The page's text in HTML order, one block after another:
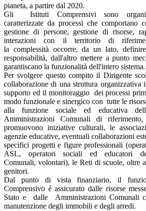
pianeta, a partire dal 2020.
Gli Istituti Comprensivi sono
caratterizzate da processi che
gestione di persone, gestione di risorse,
interazioni con il territorio di
la complessità occorre, da un lato,
responsabilità, dall'altro mettere a punto
garantiscano la funzionalità dell'intero sistema.
Per svolgere questo compito il Dirigente
collaborazione di una struttura organizzativa
supporto ed il monitoraggio dei processi
modo funzionale e sinergico con tutte le
alla funzione sociale ed educativa
Amministrazioni Comunali di
promuovono iniziative culturali, le
agenzie educative, eventuali collaborazioni
specifici progetti e figure professionali
ASL, operatori sociali ed educatori
Comunali, volontari), le Reti di scuole, oltre
genitori.
Dal punto di vista finanziario, il
Comprensivo è assicurato dalle risorse
Stato e dalle Amministrazioni Comunali
manutenzione degli immobili e degli arredi.